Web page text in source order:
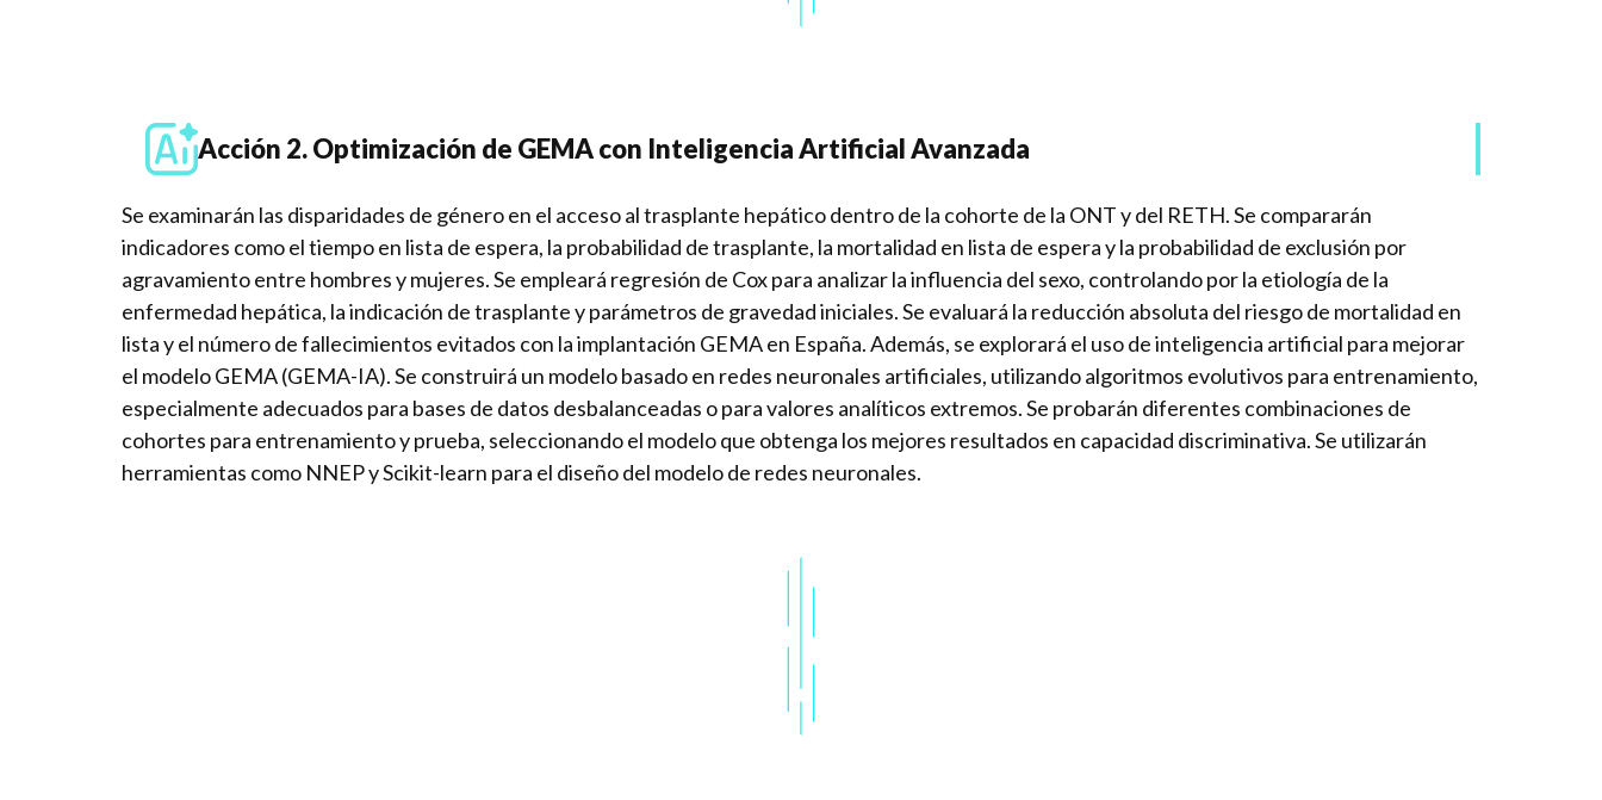
Acción 2. Optimización de GEMA con Inteligencia Artificial Avanzada
Se examinarán las disparidades de género en el acceso al trasplante hepático dentro de la cohorte de la ONT y del RETH. Se compararán
indicadores como el tiempo en lista de espera, la probabilidad de trasplante, la mortalidad en lista de espera y la probabilidad de exclusión por
agravamiento entre hombres y mujeres. Se empleará regresión de Cox para analizar la influencia del sexo, controlando por la etiología de la
enfermedad hepática, la indicación de trasplante y parámetros de gravedad iniciales. Se evaluará la reducción absoluta del riesgo de mortalidad en
lista y el número de fallecimientos evitados con la implantación GEMA en España. Además, se explorará el uso de inteligencia artificial para mejorar
el modelo GEMA (GEMA-IA). Se construirá un modelo basado en redes neuronales artificiales, utilizando algoritmos evolutivos para entrenamiento,
especialmente adecuados para bases de datos desbalanceadas o para valores analíticos extremos. Se probarán diferentes combinaciones de
cohortes para entrenamiento y prueba, seleccionando el modelo que obtenga los mejores resultados en capacidad discriminativa. Se utilizarán
herramientas como NNEP y Scikit-learn para el diseño del modelo de redes neuronales.